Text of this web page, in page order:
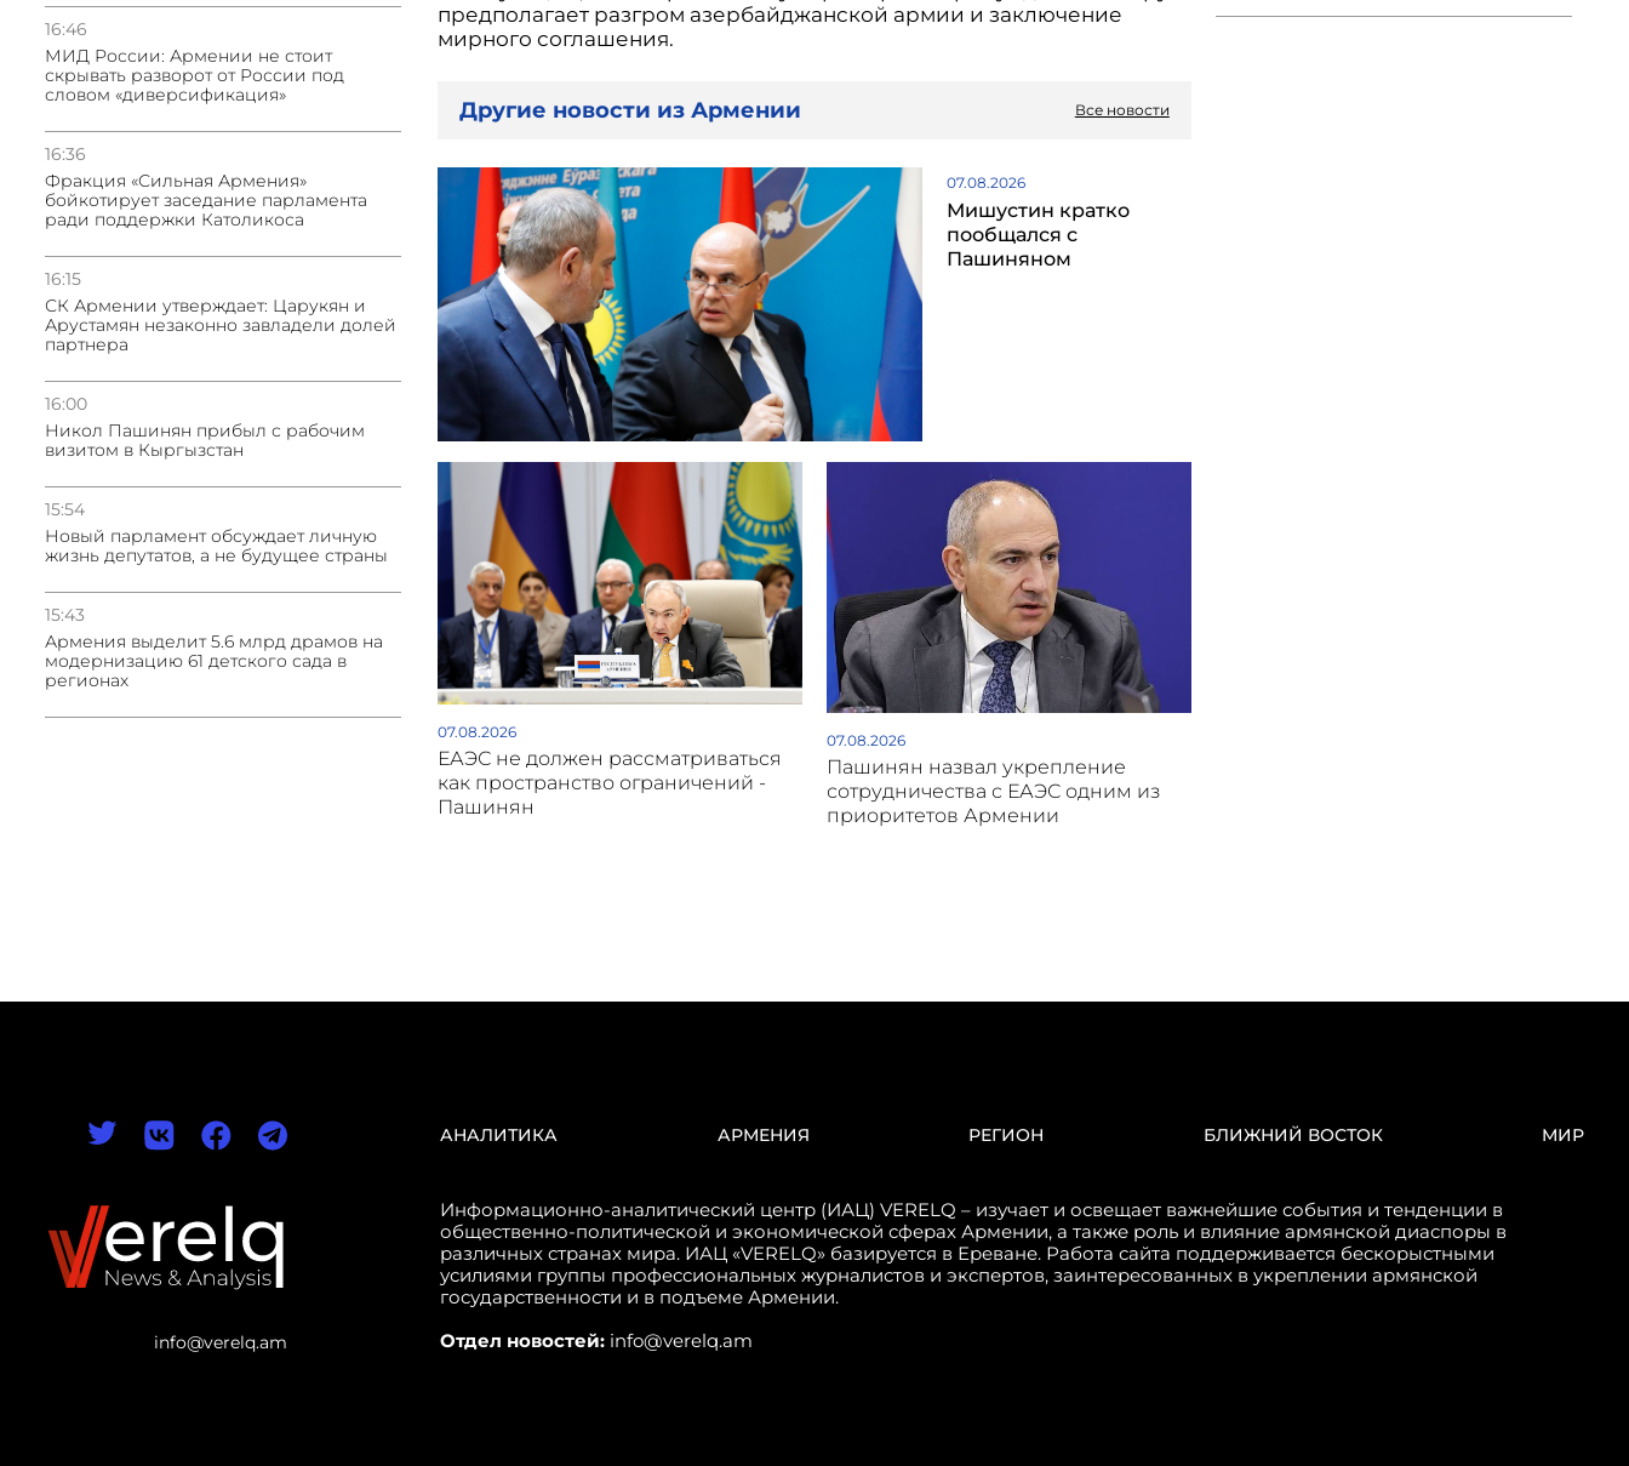
16:46
МИД России: Армении не стоит
скрывать разворот от России под
словом «диверсификация»
16:36
Фракция «Сильная Армения»
бойкотирует заседание парламента
ради поддержки Католикоса
16:15
СК Армении утверждает: Царукян и
Арустамян незаконно завладели долей
партнера
16:00
Никол Пашинян прибыл с рабочим
визитом в Кыргызстан
15:54
Новый парламент обсуждает личную
жизнь депутатов, а не будущее страны
15:43
Армения выделит 5.6 млрд драмов на
модернизацию 61 детского сада в
регионах
предполагает разгром азербайджанской армии и заключение
мирного соглашения.
Другие новости из Армении Все новости
07.08.2026
Мишустин кратко
пообщался с
Пашиняном
07.08.2026
ЕАЭС не должен рассматриваться
как пространство ограничений -
Пашинян
07.08.2026
Пашинян назвал укрепление
сотрудничества с ЕАЭС одним из
приоритетов Армении
info@verelq.am
АНАЛИТИКА АРМЕНИЯ РЕГИОН БЛИЖНИЙ ВОСТОК МИР
Информационно-аналитический центр (ИАЦ) VERELQ – изучает и освещает важнейшие события и тенденции в
общественно-политической и экономической сферах Армении, а также роль и влияние армянской диаспоры в
различных странах мира. ИАЦ «VERELQ» базируется в Ереване. Работа сайта поддерживается бескорыстными
усилиями группы профессиональных журналистов и экспертов, заинтересованных в укреплении армянской
государственности и в подъеме Армении.
Отдел новостей: info@verelq.am